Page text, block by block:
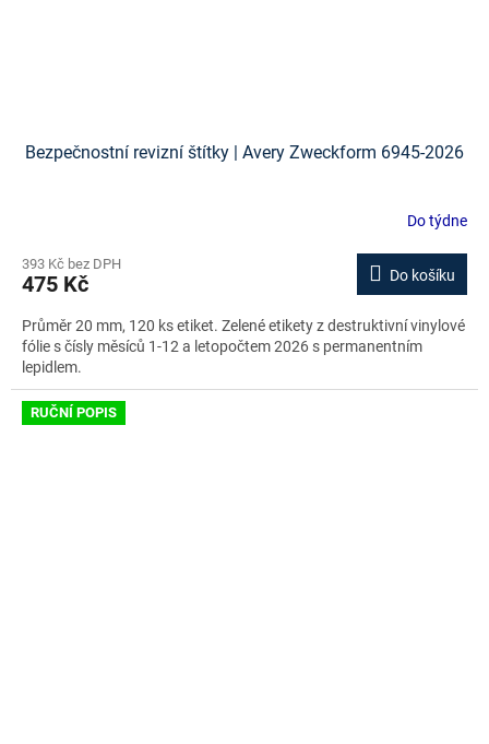
Bezpečnostní revizní štítky | Avery Zweckform 6945-2026
Do týdne
393 Kč bez DPH
475 Kč Do košíku
Průměr 20 mm, 120 ks etiket. Zelené etikety z destruktivní vinylové
fólie s čísly měsíců 1-12 a letopočtem 2026 s permanentním
lepidlem.
RUČNÍ POPIS